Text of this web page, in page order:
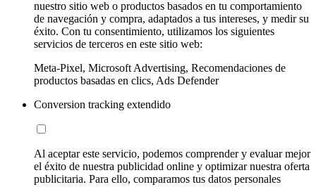
nuestro sitio web o productos basados en tu comportamiento
de navegación y compra, adaptados a tus intereses, y medir su
éxito. Con tu consentimiento, utilizamos los siguientes
servicios de terceros en este sitio web:
Meta-Pixel, Microsoft Advertising, Recomendaciones de
productos basadas en clics, Ads Defender
Conversion tracking extendido
Al aceptar este servicio, podemos comprender y evaluar mejor
el éxito de nuestra publicidad online y optimizar nuestra oferta
publicitaria. Para ello, comparamos tus datos personales